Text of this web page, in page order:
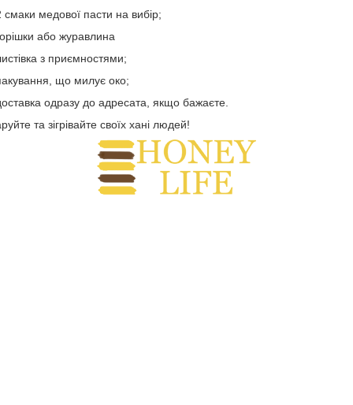
смаки медової пасти на вибір;
або журавлина
з приємностями;
що милує око;
одразу до адресата, якщо бажаєте.
та зігрівайте своїх хані людей!